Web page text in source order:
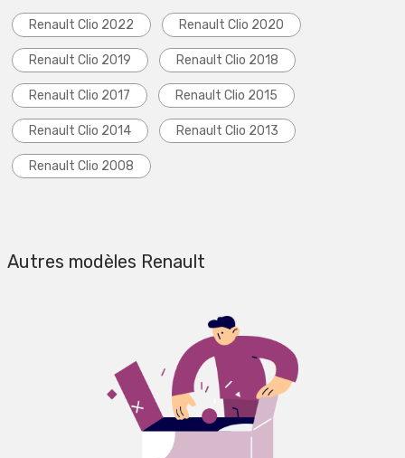
Renault Clio 2022 Renault Clio 2020
Renault Clio 2019 Renault Clio 2018
Renault Clio 2017 Renault Clio 2015
Renault Clio 2014 Renault Clio 2013
Renault Clio 2008
Autres modèles Renault